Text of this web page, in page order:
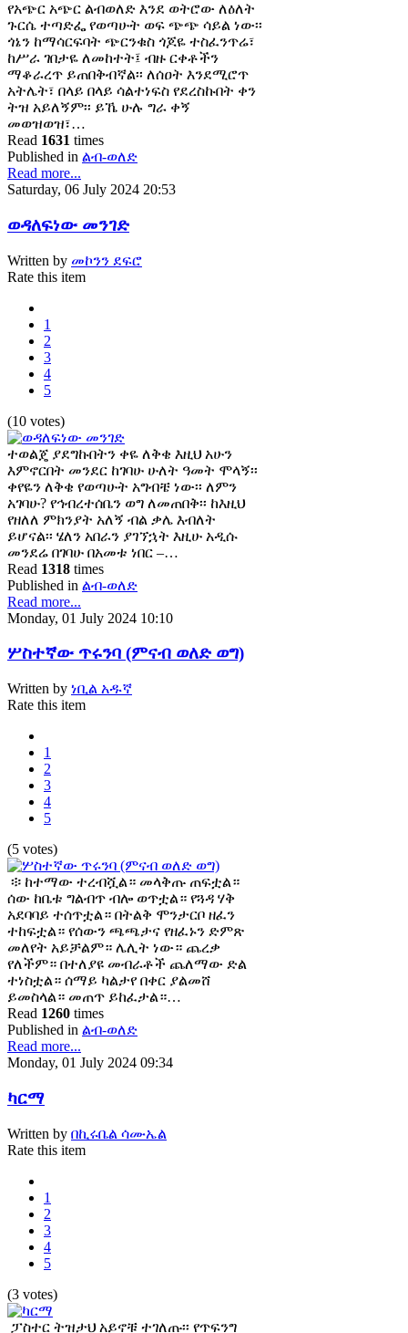
የአጭር አጭር ልብወለድ እንደ ወትሮው ለዕለት
ጉርሴ ተጣድፌ የወጣሁት ወፍ ጭጭ ሳይል ነው፡፡
ጎኔን ከማሳርፍባት ጭርንቁስ ጎጆዬ ተስፈንጥሬ፣
ከሥራ ገበታዬ ለመከተት፤ ብዙ ርቀቶችን
ማቆራረጥ ይጠበቅብኛል፡፡ ለሰዐት እንደሚሮጥ
አትሌት፣ በላይ በላይ ሳልተነፍስ የደረስኩበት ቀን
ትዝ አይለኝም፡፡ ይኼ ሁሉ ግራ ቀኝ
መወዝወዝ፣…
Read 1631 times
Published in ልብ-ወለድ
Read more...
Saturday, 06 July 2024 20:53
ወዳለፍነው መንገድ
Written by መኮንን ደፍሮ
Rate this item
1
2
3
4
5
(10 votes)
ተወልጄ ያደግኩበትን ቀዬ ለቅቄ እዚህ አሁን
እምኖርበት መንደር ከገባሁ ሁለት ዓመት ሞላኝ፡፡
ቀየዬን ለቅቄ የወጣሁት አግብቼ ነው፡፡ ለምን
አገባሁ? የኅብረተሰቤን ወግ ለመጠበቅ፡፡ ከእዚህ
የዘለለ ምክንያት አለኝ ብል ቃሌ እብለት
ይሆናል፡፡ ሄለን አበራን ያገኘኋት እዚሁ አዲሱ
መንደሬ በገባሁ በአመቱ ነበር –…
Read 1318 times
Published in ልብ-ወለድ
Read more...
Monday, 01 July 2024 10:10
ሦስተኛው ጥሩንባ (ምናብ ወለድ ወግ)
Written by ነቢል አዱኛ
Rate this item
1
2
3
4
5
(5 votes)
፨ ከተማው ተረብሿል። መላቅጡ ጠፍቷል።
ሰው ከቤቱ ግልብጥ ብሎ ወጥቷል። የጓዳ ሃቅ
አደባባይ ተሰጥቷል። በትልቅ ሞንታርቦ ዘፈን
ተከፍቷል። የሰውን ጫጫታና የዘፈኑን ድምጽ
መለየት አይቻልም። ሌሊት ነው። ጨረቃ
የለችም። በተለያዩ መብራቶች ጨለማው ድል
ተነስቷል። ሰማይ ካልታየ በቀር ያልመሸ
ይመስላል። መጠጥ ይከፈታል።…
Read 1260 times
Published in ልብ-ወለድ
Read more...
Monday, 01 July 2024 09:34
ካርማ
Written by በኪሩቤል ሳሙኤል
Rate this item
1
2
3
4
5
(3 votes)
ፓስተር ትዝታህ አይኖቹ ተገለጡ፡፡ የጥፍንግ